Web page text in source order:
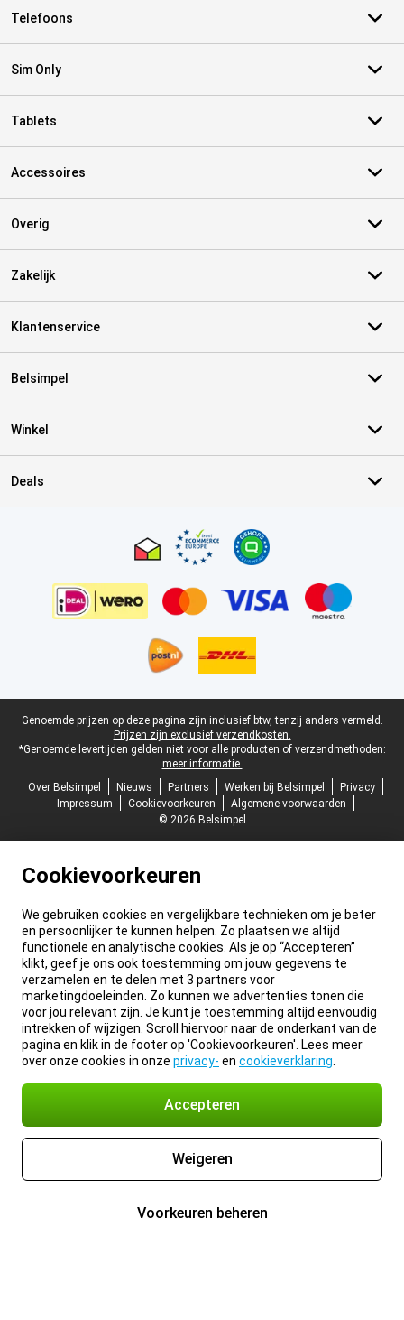
Telefoons
Sim Only
Tablets
Accessoires
Overig
Zakelijk
Klantenservice
Belsimpel
Winkel
Deals
Juridische voettekst
Genoemde prijzen op deze pagina zijn inclusief btw, tenzij anders vermeld.
Prijzen zijn exclusief verzendkosten.
*Genoemde levertijden gelden niet voor alle producten of verzendmethoden:
meer informatie.
Over Belsimpel
Nieuws Partners Werken bij Belsimpel
Privacy
Impressum
Cookievoorkeuren
Algemene voorwaarden
© 2026 Belsimpel
Cookievoorkeuren
We gebruiken cookies en vergelijkbare technieken om je beter
en persoonlijker te kunnen helpen. Zo plaatsen we altijd
functionele en analytische cookies. Als je op “Accepteren”
klikt, geef je ons ook toestemming om jouw gegevens te
verzamelen en te delen met 3 partners voor
marketingdoeleinden. Zo kunnen we advertenties tonen die
voor jou relevant zijn. Je kunt je toestemming altijd eenvoudig
intrekken of wijzigen. Scroll hiervoor naar de onderkant van de
pagina en klik in de footer op 'Cookievoorkeuren'. Lees meer
over onze cookies in onze privacy- en cookieverklaring
Accepteren
Weigeren
Voorkeuren beheren